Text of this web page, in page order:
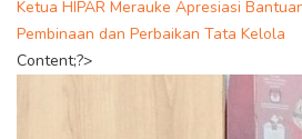
Ketua HIPAR Merauke Apresiasi
Pembinaan dan Perbaikan Tata Kelola
Content;?>